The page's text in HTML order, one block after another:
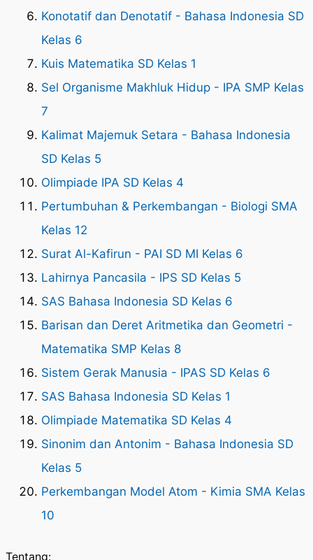
Konotatif dan Denotatif - Bahasa Indonesia SD
Kelas 6
Kuis Matematika SD Kelas 1
Sel Organisme Makhluk Hidup - IPA SMP Kelas
7
Kalimat Majemuk Setara - Bahasa Indonesia
SD Kelas 5
Olimpiade IPA SD Kelas 4
Pertumbuhan & Perkembangan - Biologi SMA
Kelas 12
Surat Al-Kafirun - PAI SD MI Kelas 6
Lahirnya Pancasila - IPS SD Kelas 5
SAS Bahasa Indonesia SD Kelas 6
Barisan dan Deret Aritmetika dan Geometri -
Matematika SMP Kelas 8
Sistem Gerak Manusia - IPAS SD Kelas 6
SAS Bahasa Indonesia SD Kelas 1
Olimpiade Matematika SD Kelas 4
Sinonim dan Antonim - Bahasa Indonesia SD
Kelas 5
Perkembangan Model Atom - Kimia SMA Kelas
10
Tentang: